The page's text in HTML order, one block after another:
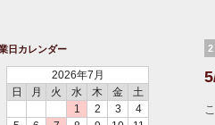
日カレンダー
2026年7月
日
月 火 水 木 金
土
1
2 3
4